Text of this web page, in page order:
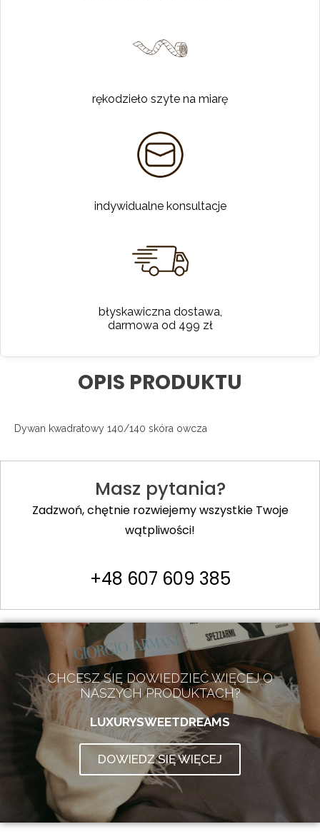
rękodzieło szyte na miarę
indywidualne konsultacje
błyskawiczna dostawa,
darmowa od 499 zł
OPIS PRODUKTU
Dywan kwadratowy 140/140 skóra owcza
Masz pytania?
Zadzwoń, chętnie rozwiejemy wszystkie Twoje
wątpliwości!
+48 607 609 385
CHCESZ SIĘ DOWIEDZIEĆ WIĘCEJ O
NASZYCH PRODUKTACH?
LUXURYSWEETDREAMS
DOWIEDZ SIĘ WIĘCEJ